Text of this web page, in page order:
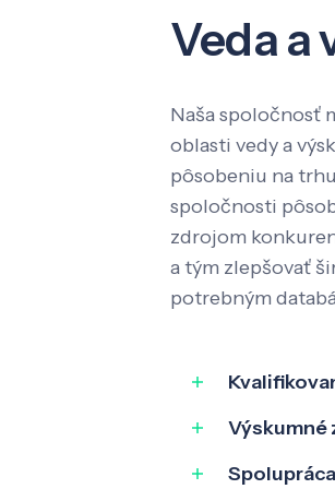
Veda a
Naša spoločnosť
oblasti vedy a
pôsobeniu na
spoločnosti
zdrojom
a tým zlepšovať
potrebným
Výskumné